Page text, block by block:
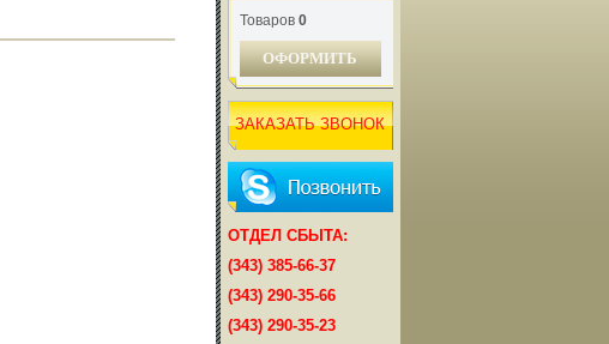
Товаров 0
ОФОРМИТЬ
ЗАКАЗАТЬ ЗВОНОК
ОТДЕЛ СБЫТА:
(343) 385-66-37
(343) 290-35-66
(343) 290-35-23